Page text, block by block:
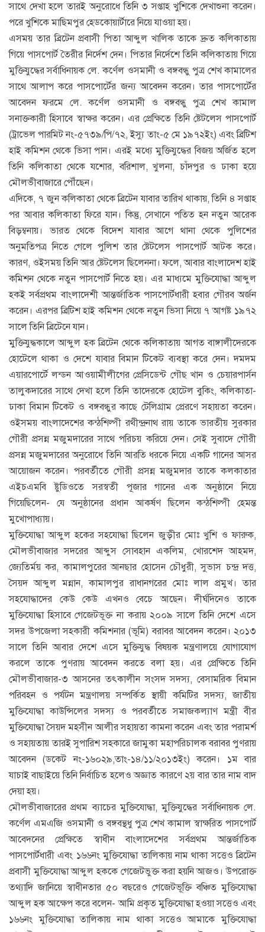
সাথে দেখা হলে তারই অনুরোধে তিনি ৩ সপ্তাহ খুশিকে দেখাশুনা করেন।
পরে খুশিকে মাছিমপুর হেডকোয়ার্টারে নিয়ে যাওয়া হয়।
এসময় তার ব্রিটেন প্রবাসী পিতা আব্দুল খালিক তাকে দ্রুত কলিকাতায়
গিয়ে পাসপোর্ট তৈরীর নির্দেশ দেন। পিতার নির্দেশে তিনি কলিকাতায় গিয়ে
মুক্তিযুদ্ধের সর্বাধিনায়ক লে. কর্ণেল ওসমানী ও বঙ্গবন্ধু পুত্র শেখ কামালের
সাথে আলাপ করে পাসপোর্টের জন্য আবেদন করেন। তার পাসপোর্টের
আবেদন ফরমে লে. কর্ণেল ওসমানী ও বঙ্গবন্ধু পুত্র শেখ কামাল
সনাক্তকারী হিসাবে স্বাক্ষর করেন। এর প্রেক্ষিতে তিনি ষ্টেটলেস পাসপোর্ট
(ট্রাভেল পারমিট নং-৫৭৩৯/পি/৭২, ইস্যু তাং-৫ মে ১৯৭২ইং) এবং ব্রিটিশ
হাই কমিশন থেকে ভিসা পান। এরই মধ্যে মুক্তিযুদ্ধের বিজয় অর্জিত হলে
তিনি কলিকাতা থেকে যশোর, বরিশাল, খুলনা, চাঁদপুর ও ঢাকা হয়ে
মৌলভীবাজারে পৌঁছেন।
এদিকে, ৭ জুন কলিকাতা থেকে ব্রিটেন যাবার তারিখ থাকায়, তিনি ৪ সপ্তাহ
পর আবার কলিকাতা ফিরে যান। কিন্তু, সেখানে পতিত হন নতুন আরেক
বিড়ম্বনায়। ভারত থেকে বিদেশ যাবার আগে থানা থেকে পুলিশের
অনুমতিপত্র নিতে গেলে পুলিশ তার ষ্টেটলেস পাসপোর্ট আটক করে।
কারণ, ওইসময় তিনি আর ষ্টেটলেস ছিলেননা। ফলে, আবার বাংলাদেশ হাই
কমিশন থেকে নতুন পাসপোর্ট নিতে হয়। এর মাধ্যমে মুক্তিযোদ্ধা আব্দুল
হকই সর্বপ্রথম বাংলাদেশী আন্তর্জাতিক পাসপোর্টধারী হবার গৌরব অর্জন
করেন। এরপর ব্রিটিশ হাই কমিশন থেকে নতুন ভিসা নিয়ে ৭ আগষ্ট ১৯৭২
সালে তিনি ব্রিটেনে যান।
মুক্তিযুদ্ধকালে আব্দুল হক ব্রিটেন থেকে কলিকাতায় আগত বাঙ্গালীদেরকে
হোটেলে থাকা ও দেশে যাবার বিমান টিকেট ব্যবস্থা করে দেন। দমদম
এয়ারপোর্টে লন্ডন আওয়ামীলীগের প্রেসিডেন্ট গৌছ খান ও চেয়ারপার্সন
তালুকদারের সাথে দেখা হলে তিনি তাদেরকে হোটেল বুকিং, কলিকাতা-
ঢাকা বিমান টিকেট ও বঙ্গবন্ধুর কাছে টেলিগ্রাম প্রেরণে সহায়তা করেন।
ওইসময় বাংলাদেশের কন্ঠশিল্পী রথীন্দ্রনাথ রায় তাকে ভারতীয় সুরকার
গৌরী প্রসন্ন মজুমদারের সাথে পরিচয় করিয়ে দেন। সেই সুবাদে গৌরী
প্রসন্ন মজুমদারের অনুরোধে তিনি আরতি ধরকে নিয়ে একটি গানের আসর
আয়োজন করেন। পরবর্তীতে গৌরী প্রসন্ন মজুমদার তাকে কলকাতার
এইচএমবি ষ্টুডিওতে সরস্বতী পূজার গানের এক অনুষ্ঠানে নিয়ে
গিয়েছিলেন- যে অনুষ্ঠানের প্রধান আকর্ষণ ছিলেন কন্ঠশিল্পী হেমন্ত
মুখোপাধ্যায়।
মুক্তিযোদ্ধা আব্দুল হকের সহযোদ্ধা ছিলেন জুড়ীর মোঃ খুশি ও ফারুক,
মৌলভীবাজার সদরের আব্দুস সোবহান একলিম, খোরশেদ আহমদ,
জ্যেতির্ময় কর, কামালপুরের আনছার হোসেন চৌধুরী, সুভাস চন্দ্র দত্ত,
সৈয়দ আব্দুল মন্নান, কামালপুর রাধানগরের মোঃ লাল প্রমুখ। তার
সহযোদ্ধাদের কেউ কেউ এখনও বেচে আছেন। দীর্ঘদিনেও তাকে
মুক্তিযোদ্ধা হিসাবে গেজেটভূক্ত না করায় ২০০৯ সালে তিনি দেশে এসে
সদর উপজেলা সহকারী কমিশনার (ভূমি) বরাবর আবেদন করেন। ২০১৩
সালে তিনি আবার দেশে এসে মুক্তিযুদ্ধ বিষয়ক মন্ত্রণালয়ে যোগাযোগ
করলে তাকে পুণরায় আবেদন করতে বলা হয়। এর প্রেক্ষিতে তিনি
মৌলভীবাজার-৩ আসনের তৎকালীন সংসদ সদস্য, বেসামরিক বিমান
পরিবহন ও পর্যটন মন্ত্রণালয় সম্পর্কিত স্থায়ী কমিটির সদস্য, জাতীয়
মুক্তিযোদ্ধা কাউন্সিলের সদস্য ও পরবর্তীতে সমাজকল্যাণ মন্ত্রী বীর
মুক্তিযোদ্ধা সৈয়দ মহসীন আলীর সহায়তা কামনা করেন এবং তার পরামর্শ
ও সহায়তায় তারই সুপারিশ সহকারে জামুকা মহাপরিচালক বরাবর পুণরায়
আবেদন (ডকেট নং-১৬০২৯,তাং-১৪/১১/২০১৩ইং) করেন। ১ম বার
যাচাই বাছাইয়ে তিনি নির্বাচিত হলেও অজ্ঞাত কারণে ২য় বার তার নাম বাদ
দেয়া হয়।
মৌলভীবাজারের প্রথম ব্যাচের মুক্তিযোদ্ধা, মুক্তিযুদ্ধের সর্বাধিনায়ক লে.
কর্ণেল এমএজি ওসমানী ও বঙ্গবন্থধু পুত্র শেখ কামাল স্বাক্ষরিত পাসপোর্ট
আবেদনের প্রেক্ষিতে স্বাধীন বাংলাদেশের সর্বপ্রথম আন্তর্জাতিক
পাসপোর্টধারী এবং ১৬৬নং মুক্তিযোদ্ধা তালিকায় নাম থাকা সত্তেও ব্রিটেন
প্রবাসী মুক্তিযোদ্ধা আব্দুল হককে গেজেটভুক্ত করা হয়নি আজও। উপরোক্ত
তথ্যাদি জানিয়ে স্বাধীনতার ৫০ বছরেও গেজেটভূক্তি বঞ্চিত মুক্তিযোদ্ধা
আব্দুল হক আক্ষেপ করে বলেন- আমি প্রকৃত মুক্তিযোদ্ধা হওয়া সত্তেও এবং
১৬৬নং মুক্তিযোদ্ধা তালিকায় নাম থাকা সত্তেও আমাকে মুক্তিযোদ্ধা